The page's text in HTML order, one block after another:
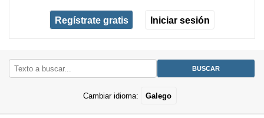
Regístrate gratis Iniciar sesión
Cambiar idioma: Galego